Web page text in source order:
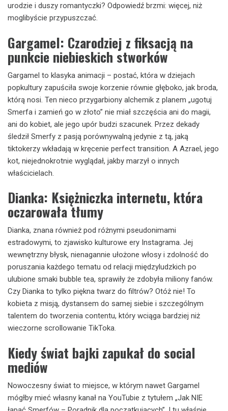
urodzie i duszy romantyczki? Odpowiedź brzmi: więcej, niż
moglibyście przypuszczać.
Gargamel: Czarodziej z fiksacją na
punkcie niebieskich stworków
Gargamel to klasyka animacji – postać, która w dziejach
popkultury zapuściła swoje korzenie równie głęboko, jak broda,
którą nosi. Ten nieco przygarbiony alchemik z planem „ugotuj
Smerfa i zamień go w złoto” nie miał szczęścia ani do magii,
ani do kobiet, ale jego upór budzi szacunek. Przez dekady
śledził Smerfy z pasją porównywalną jedynie z tą, jaką
tiktokerzy wkładają w kręcenie perfect transition. A Azrael, jego
kot, niejednokrotnie wyglądał, jakby marzył o innych
właścicielach.
Dianka: Księżniczka internetu, która
oczarowała tłumy
Dianka, znana również pod różnymi pseudonimami
estradowymi, to zjawisko kulturowe ery Instagrama. Jej
wewnętrzny błysk, nienagannie ułożone włosy i zdolność do
poruszania każdego tematu od relacji międzyludzkich po
ulubione smaki bubble tea, sprawiły że zdobyła miliony fanów.
Czy Dianka to tylko piękna twarz do filtrów? Otóż nie! To
kobieta z misją, dystansem do samej siebie i szczególnym
talentem do tworzenia contentu, który wciąga bardziej niż
wieczorne scrollowanie TikToka.
Kiedy świat bajki zapukał do social
mediów
Nowoczesny świat to miejsce, w którym nawet Gargamel
mógłby mieć własny kanał na YouTubie z tytułem „Jak NIE